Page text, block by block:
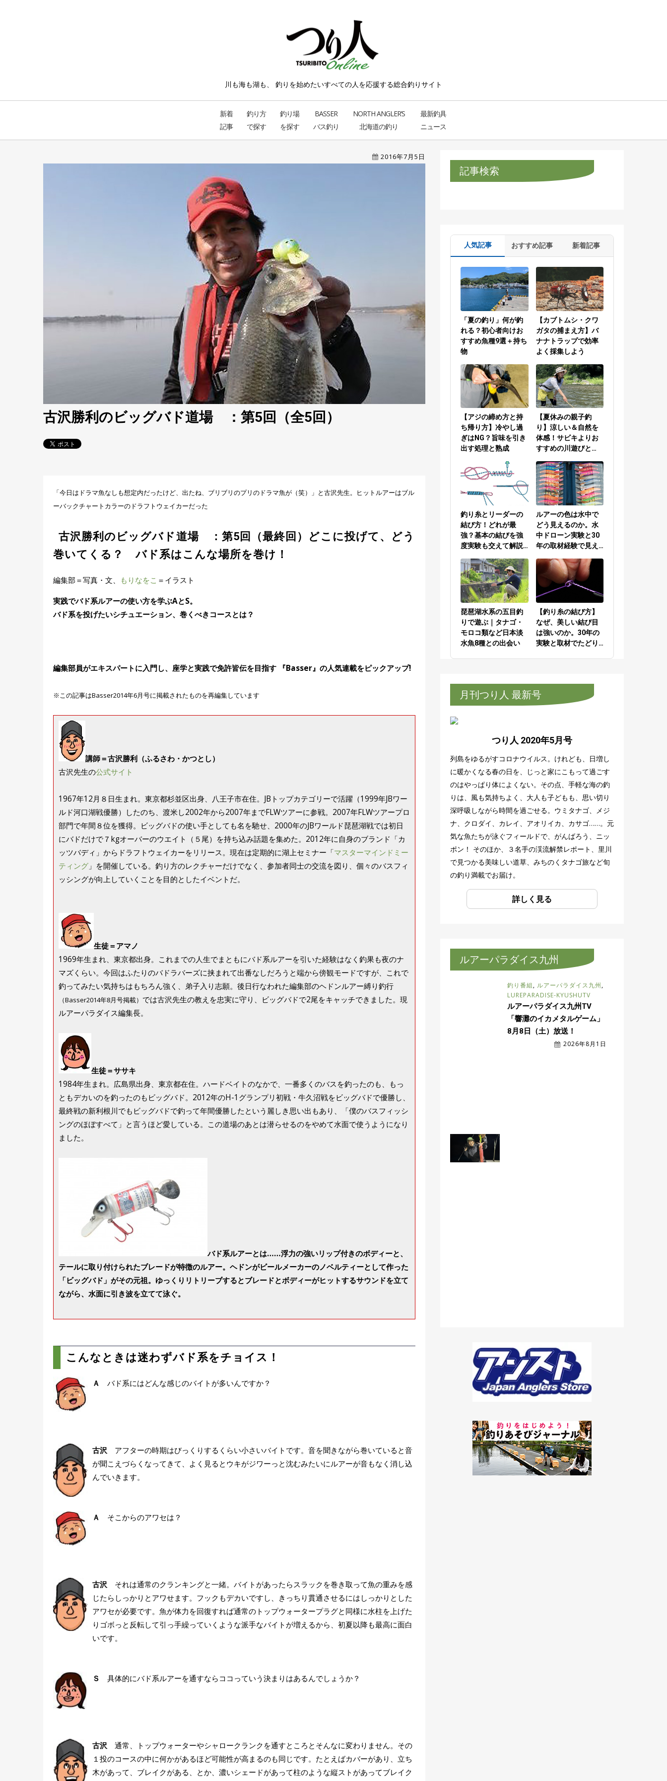
川も海も湖も、 釣りを始めたいすべての人を応援する総合釣りサイト
新着
記事
釣り方
で探す
釣り場
を探す
BASSER
バス釣り
NORTH ANGLER’S
北海道の釣り
最新釣具
ニュース
2016年7月5日
古沢勝利のビッグバド道場 ：第5回（全5回）
「今日はドラマ魚なしも想定内だったけど、出たね、ブリブリのプリのドラマ魚が（笑）」と古沢先生。ヒットルアーはブル
ーバックチャートカラーのドラフトウェイカーだった
古沢勝利のビッグバド道場 ：第5回（最終回）どこに投げて、どう
巻いてくる？ バド系はこんな場所を巻け！
編集部＝写真・文、 もりなをこ ＝イラスト
実践でバド系ルアーの使い方を学ぶAとS。
バド系を投げたいシチュエーション、巻くべきコースとは？
編集部員がエキスパートに入門し、座学と実践で免許皆伝を目指す 『Basser』の人気連載をピックアップ!
※この記事はBasser2014年6月号に掲載されたものを再編集しています
講師＝古沢勝利（ふるさわ・かつとし）
古沢先生の公式サイト
1967年12月８日生まれ。東京都杉並区出身、八王子市在住。JBトップカテゴリーで活躍（1999年JBワー
ルド河口湖戦優勝）したのち、渡米し2002年から2007年までFLWツアーに参戦。2007年FLWツアープロ
部門で年間８位を獲得。ビッグバドの使い手としても名を馳せ、2000年のJBワールド琵琶湖戦では初日
にバドだけで７kgオーバーのウエイト（５尾）を持ち込み話題を集めた。2012年に自身のブランド「カ
ッツバディ」からドラフトウェイカーをリリース。現在は定期的に湖上セミナー「マスターマインドミー
ティング 」を開催している。釣り方のレクチャーだけでなく、参加者同士の交流を図り、個々のバスフィ
ッシングが向上していくことを目的としたイベントだ。
生徒＝アマノ
1969年生まれ、東京都出身。これまでの人生でまともにバド系ルアーを引いた経験はなく釣果も夜のナ
マズくらい。今回はふたりのバドラバーズに挟まれて出番なしだろうと端から傍観モードですが、これで
釣ってみたい気持ちはもちろん強く、弟子入り志願。後日行なわれた編集部のヘドンルアー縛り釣行
（Basser2014年8月号掲載） では古沢先生の教えを忠実に守り、ビッグバドで2尾をキャッチできました。現
ルアーパラダイス編集長。
生徒＝ササキ
1984年生まれ。広島県出身、東京都在住。ハードベイトのなかで、一番多くのバスを釣ったのも、もっ
ともデカいのを釣ったのもビッグバド。2012年のH-1グランプリ初戦・牛久沼戦をビッグバドで優勝し、
最終戦の新利根川でもビッグバドで釣って年間優勝したという麗しき思い出もあり、「僕のバスフィッシ
ングのほぼすべて」と言うほど愛している。この道場のあとは潜らせるのをやめて水面で使うようになり
ました。
バド系ルアーとは……浮力の強いリップ付きのボディーと、
テールに取り付けられたブレードが特徴のルアー。ヘドンがビールメーカーのノベルティーとして作った
「ビッグバド」がその元祖。ゆっくりリトリーブするとブレードとボディーがヒットするサウンドを立て
ながら、水面に引き波を立てて泳ぐ。
こんなときは迷わずバド系をチョイス！
Ａ バド系にはどんな感じのバイトが多いんですか？
古沢 アフターの時期はびっくりするくらい小さいバイトです。音を聞きながら巻いていると音
が聞こえづらくなってきて、よく見るとウキがジワーっと沈むみたいにルアーが音もなく消し込
んでいきます。
Ａ そこからのアワセは？
古沢 それは通常のクランキングと一緒。バイトがあったらスラックを巻き取って魚の重みを感
じたらしっかりとアワせます。フックもデカいですし、きっちり貫通させるにはしっかりとした
アワセが必要です。魚が体力を回復すれば通常のトップウォータープラグと同様に水柱を上げた
りゴボっと反転して引っ手繰っていくような派手なバイトが増えるから、初夏以降も最高に面白
いです。
Ｓ 具体的にバド系ルアーを通すならココっていう決まりはあるんでしょうか？
古沢 通常、トップウォーターやシャロークランクを通すところとそんなに変わりません。その
１投のコースの中に何かがあるほど可能性が高まるのも同じです。たとえばカバーがあり、立ち
木があって、ブレイクがある、とか、濃いシェードがあって柱のような縦ストがあってブレイク
記事検索
人気記事 おすすめ記事 新着記事
「夏の釣り」何が釣
れる？初心者向けお
すすめ魚種9選＋持ち
物
【カブトムシ・クワ
ガタの捕まえ方】バ
ナナトラップで効率
よく採集しよう
【アジの締め方と持
ち帰り方】冷やし過
ぎはNG？旨味を引き
出す処理と熟成
【夏休みの親子釣
り】涼しい＆自然を
体感！サビキよりお
すすめの川遊びと
釣り糸とリーダーの
結び方！どれが最
強？基本の結びを強
度実験も交えて解説
ーの結び方編
ルアーの色は水中で
どう見えるのか。水
中ドローン実験と30
年の取材経験で見え
琵琶湖水系の五目釣
りで遊ぶ｜タナゴ・
モロコ類など日本淡
水魚8種との出会い
【釣り糸の結び方】
なぜ、美しい結び目
は強いのか。30年の
実験と取材でたどり
月刊つり人 最新号
つり人 2020年5月号
列島をゆるがすコロナウイルス。けれども、日増し
に暖かくなる春の日を、じっと家にこもって過ごす
のはやっぱり体によくない。その点、手軽な海の釣
りは、風も気持ちよく、大人も子どもも、思い切り
深呼吸しながら時間を過ごせる。ウミタナゴ、メジ
ナ、クロダイ、カレイ、アオリイカ、カサゴ……。元
気な魚たちが泳ぐフィールドで、がんばろう、ニッ
ポン！ そのほか、３名手の渓流解禁レポート、里川
で見つかる美味しい道草、みちのくタナゴ旅など旬
の釣り満載でお届け。
詳しく見る
ルアーパラダイス九州
釣り番組, ルアーパラダイス九州,
LUREPARADISE-KYUSHUTV
ルアーパラダイス九州TV
「響灘のイカメタルゲーム」
8月8日（土）放送！
2026年8月1日